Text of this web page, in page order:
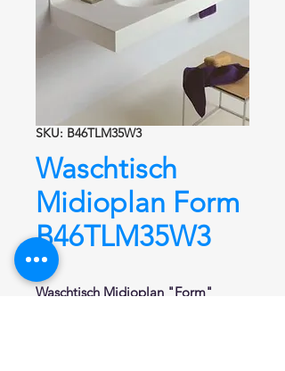
SKU: B46TLM35W3
Waschtisch
Midioplan Form
B46TLM35W3
Waschtisch Midioplan "Form"